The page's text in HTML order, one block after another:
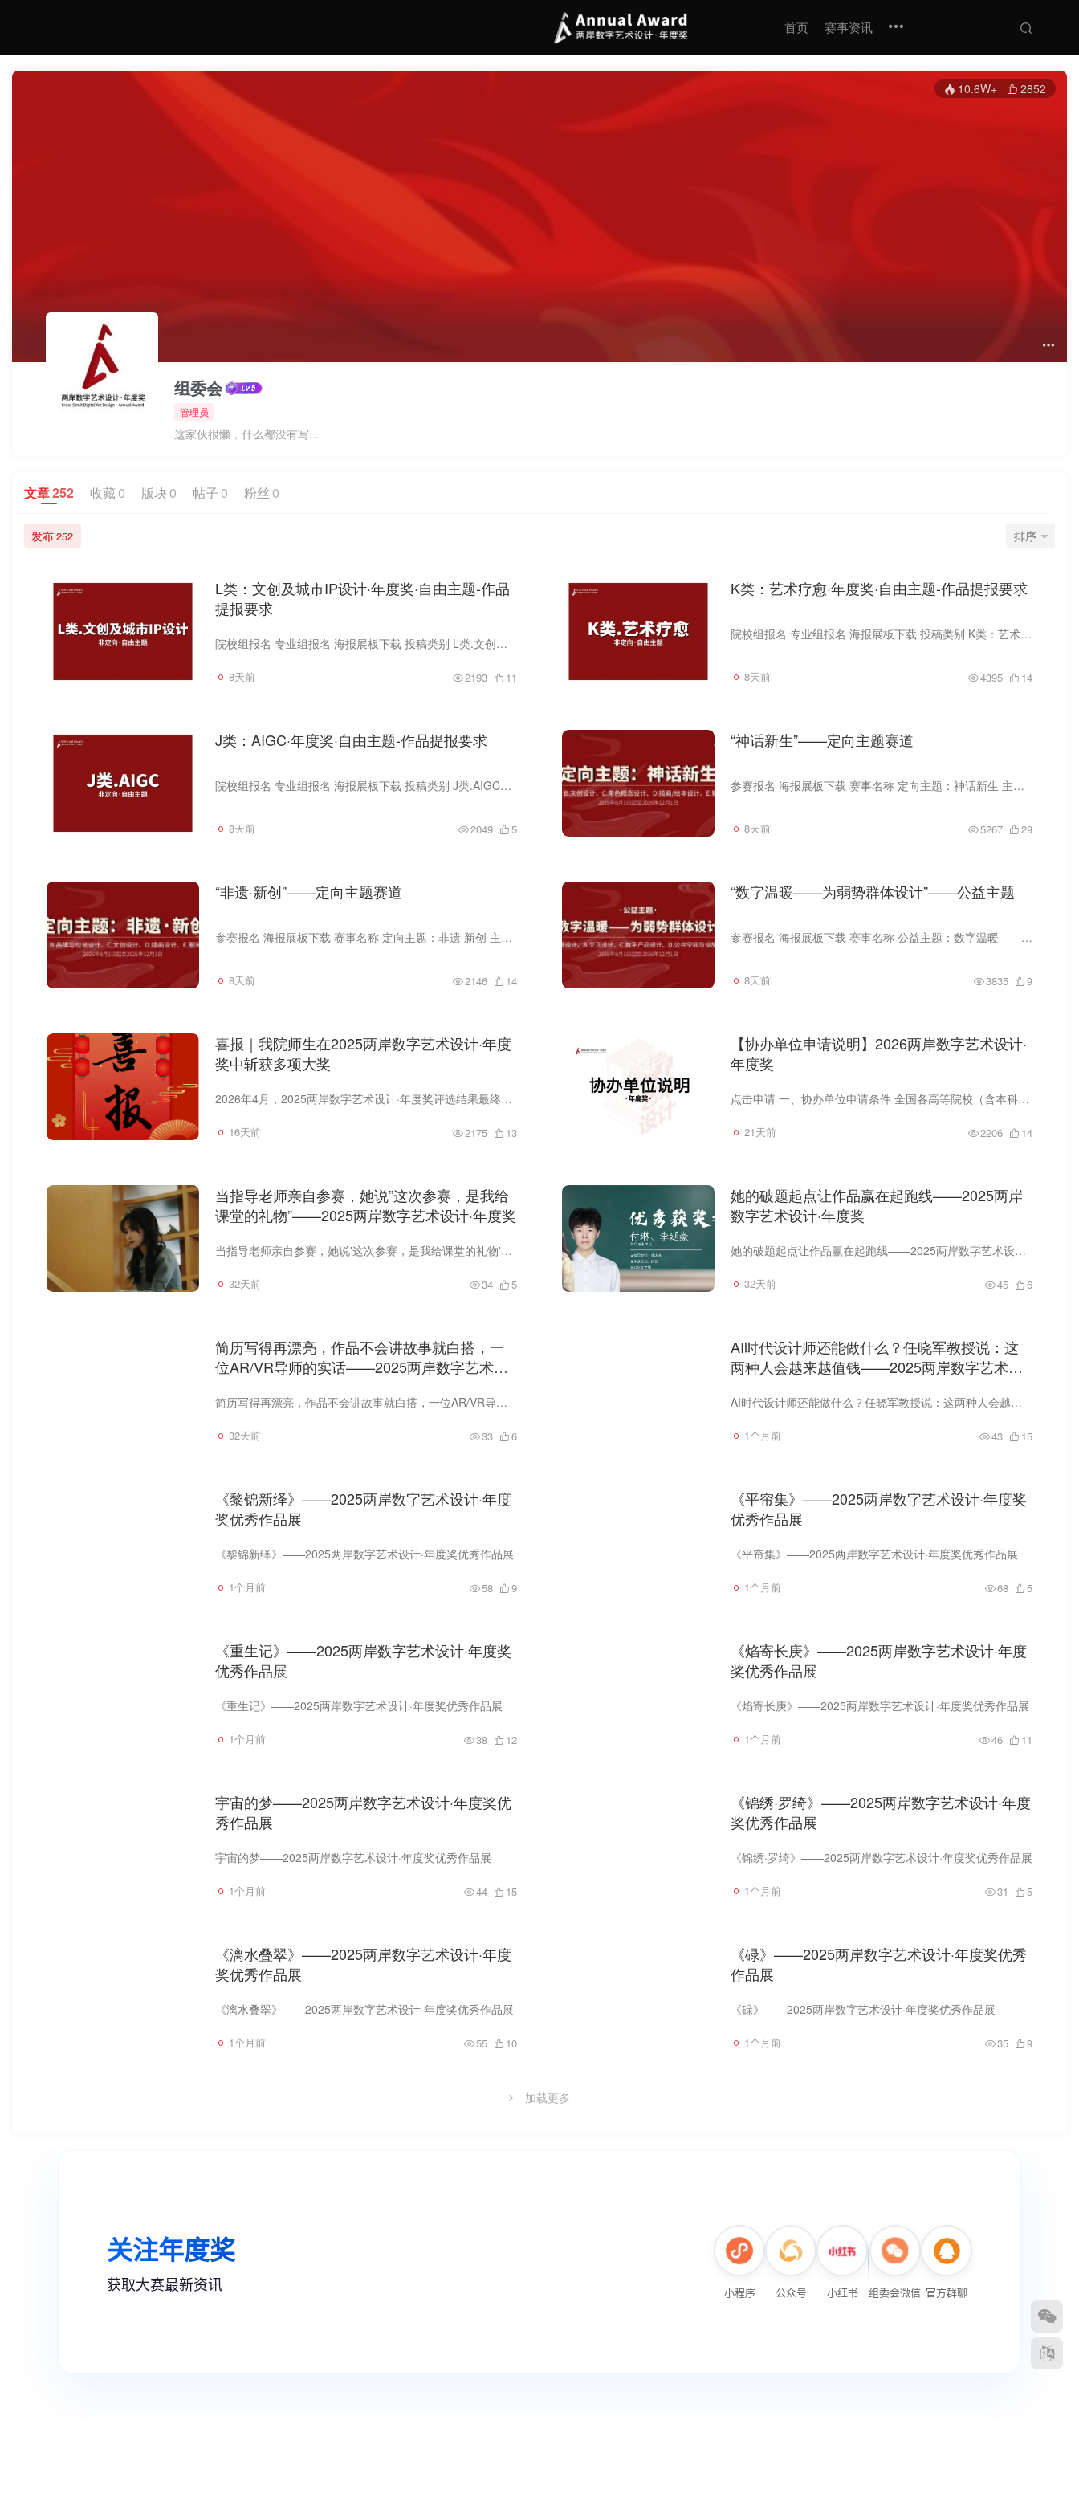
首页 赛事资讯
10.6W+ 2852
组委会
管理员
这家伙很懒，什么都没有写...
文章252 收藏 0 版块 0 帖子 0 粉丝 0
发布252 排序
L类：文创及城市IP设计·年度奖·自由主题-作品
提报要求
院校组报名 专业组报名 海报展板下载 投稿类别 L类.文创及城市IP设计包含以下子类：城市IP形象设计、文创产品设计、旅游纪念品设计、文化遗产衍生品设计等 参赛对象 1.院校组：分①研究生组②本...
8天前 2193 11
K类：艺术疗愈·年度奖·自由主题-作品提报要求
院校组报名 专业组报名 海报展板下载 投稿类别 K类：艺术疗愈包含以下子类：艺术创作探索情绪表达、感官治愈等方向。包含但不限于以下子类：插画设计、绘画设计、交互体验设计、空间/装置设计等...
8天前 4395 14
J类：AIGC·年度奖·自由主题-作品提报要求
院校组报名 专业组报名 海报展板下载 投稿类别 J类.AIGC包含以下子类：AI生成图像、AI辅助动画/视频、AI+设计工作流、AI驱动的交互体验等 参赛对象 1.院校组：分①研究生组②本科生组③专科生组...
8天前 2049 5
“神话新生”——定向主题赛道
参赛报名 海报展板下载 赛事名称 定向主题：神话新生 主题阐述 盘古开天、女娲造人、精卫填海、夸父逐日——这些神话不是尘封的文本，而是流淌在每个中国人血液里的文化基因。当AI技术打破传统...
8天前 5267 29
“非遗·新创”——定向主题赛道
参赛报名 海报展板下载 赛事名称 定向主题：非遗·新创 主题阐述 刺绣的针法、陶瓷的釉变、木作的榫卯、皮影的戏台——非遗从未远离，它只是需要一种新的语言被当代看见。本赛道聚焦非遗元素与...
8天前 2146 14
“数字温暖——为弱势群体设计”——公益主题
参赛报名 海报展板下载 赛事名称 公益主题：数字温暖——为弱势群体设计 主题阐述 当数字技术加速渗透生活，老年人困于复杂的就医界面、视障者被图像验证码拒之门外、偏远地区儿童缺乏优质数字...
8天前 3835 9
喜报｜我院师生在2025两岸数字艺术设计·年度
奖中斩获多项大奖
2026年4月，2025两岸数字艺术设计·年度奖评选结果最终揭晓。数字创意学院视觉传达设计与数字媒体艺术设计专业师生共斩金奖3项，获银奖7项、铜奖17项，其他奖项15项，罗苑彤老师被评为优秀指导...
16天前 2175 13
【协办单位申请说明】2026两岸数字艺术设计·
年度奖
点击申请 一、协办单位申请条件 全国各高等院校（含本科院校、高职高专院校）均可向大赛组委会申请成为协办单位，申请须满足以下条件： · 对组织大赛具有较高的积极性，具有相关赛事活动组织经...
21天前 2206 14
当指导老师亲自参赛，她说”这次参赛，是我给
课堂的礼物”——2025两岸数字艺术设计·年度奖
当指导老师亲自参赛，她说'这次参赛，是我给课堂的礼物'——2025两岸数字艺术设计·年度奖
32天前 34 5
她的破题起点让作品赢在起跑线——2025两岸
数字艺术设计·年度奖
她的破题起点让作品赢在起跑线——2025两岸数字艺术设计·年度奖
32天前 45 6
简历写得再漂亮，作品不会讲故事就白搭，一
位AR/VR导师的实话——2025两岸数字艺术设
简历写得再漂亮，作品不会讲故事就白搭，一位AR/VR导师的实话——2025两岸数字艺术设计·年度奖
32天前 33 6
AI时代设计师还能做什么？任晓军教授说：这
两种人会越来越值钱——2025两岸数字艺术设
AI时代设计师还能做什么？任晓军教授说：这两种人会越来越值钱——2025两岸数字艺术设计·年度奖
1个月前 43 15
《黎锦新绎》——2025两岸数字艺术设计·年度
奖优秀作品展
《黎锦新绎》——2025两岸数字艺术设计·年度奖优秀作品展
1个月前 58 9
《平帘集》——2025两岸数字艺术设计·年度奖
优秀作品展
《平帘集》——2025两岸数字艺术设计·年度奖优秀作品展
1个月前 68 5
《重生记》——2025两岸数字艺术设计·年度奖
优秀作品展
《重生记》——2025两岸数字艺术设计·年度奖优秀作品展
1个月前 38 12
《焰寄长庚》——2025两岸数字艺术设计·年度
奖优秀作品展
《焰寄长庚》——2025两岸数字艺术设计·年度奖优秀作品展
1个月前 46 11
宇宙的梦——2025两岸数字艺术设计·年度奖优
秀作品展
宇宙的梦——2025两岸数字艺术设计·年度奖优秀作品展
1个月前 44 15
《锦绣·罗绮》——2025两岸数字艺术设计·年度
奖优秀作品展
《锦绣·罗绮》——2025两岸数字艺术设计·年度奖优秀作品展
1个月前 31 5
《漓水叠翠》——2025两岸数字艺术设计·年度
奖优秀作品展
《漓水叠翠》——2025两岸数字艺术设计·年度奖优秀作品展
1个月前 55 10
《碌》——2025两岸数字艺术设计·年度奖优秀
作品展
《碌》——2025两岸数字艺术设计·年度奖优秀作品展
1个月前 35 9